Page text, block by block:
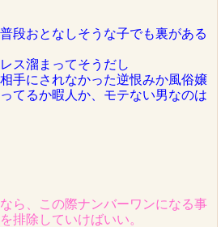
段おとなしそうな子でも裏がある
ス溜まってそうだし
手にされなかった逆恨みか風俗嬢
てるか暇人か、モテない男なのは
ら、この際ナンバーワンになる事
排除していけばいい。